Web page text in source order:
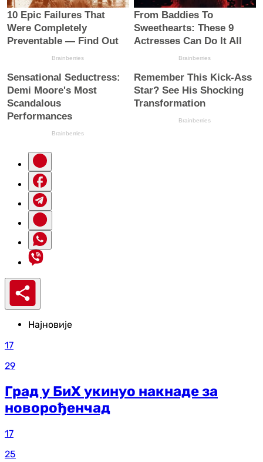
Најновије
17
29
Град у БиХ укинуо накнаде за
новорођенчад
17
25